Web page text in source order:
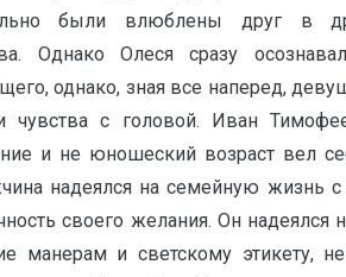
были влюблены друг в
Однако Олеся сразу
однако, зная все наперед,
чувства с головой. Иван
и не юношеский возраст вел
надеялся на семейную жизнь
своего желания. Он надеялся
манерам и светскому этикету,